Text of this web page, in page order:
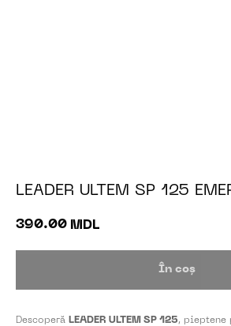
LEADER ULTEM SP 125
390.00 MDL
În coș
Descoperă LEADER ULTEM SP 125, pieptene